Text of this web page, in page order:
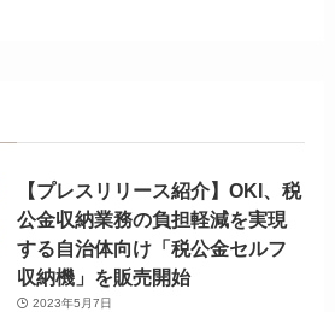
【プレスリリース紹介】OKI、税
公金収納業務の負担軽減を実現
する自治体向け「税公金セルフ
収納機」を販売開始
2023年5月7日